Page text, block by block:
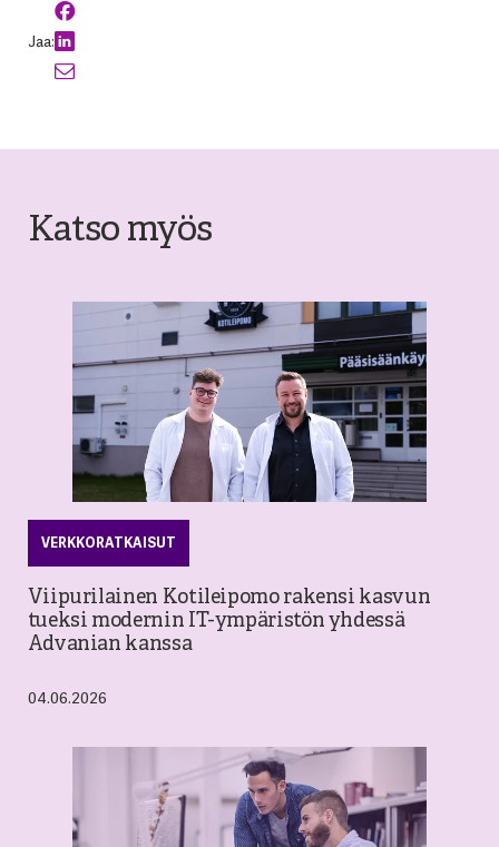
Jaa:
Katso myös
VERKKORATKAISUT
Viipurilainen Kotileipomo rakensi kasvun
tueksi modernin IT-ympäristön yhdessä
Advanian kanssa
04.06.2026